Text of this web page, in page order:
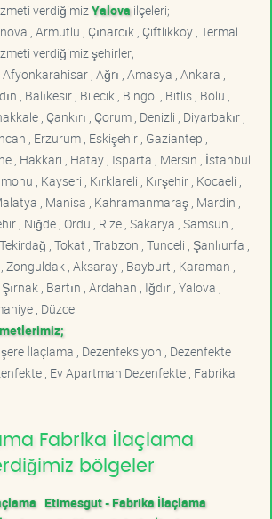
verdiğimiz Yalova ilçeleri;
, Armutlu , Çınarcık , Çiftlikköy , Termal
verdiğimiz şehirler;
, Ağrı , Amasya , Ankara ,
, Balıkesir , Bilecik , Bingöl , Bitlis , Bolu ,
, Çankırı , Çorum , Denizli , Diyarbakır ,
, Erzurum , Eskişehir , Gaziantep ,
, Hakkari , Hatay , Isparta , Mersin , İstanbul
, Kayseri , Kırklareli , Kırşehir , Kocaeli ,
, Manisa , Kahramanmaraş , Mardin ,
, Niğde , Ordu , Rize , Sakarya , Samsun ,
, Tokat , Trabzon , Tunceli , Şanlıurfa ,
Zonguldak , Aksaray , Bayburt , Karaman ,
, Bartın , Ardahan , Iğdır , Yalova ,
, Düzce
İlaçlama , Dezenfeksiyon , Dezenfekte
, Ev Apartman Dezenfekte , Fabrika
Fabrika İlaçlama
bölgeler
Etimesgut - Fabrika İlaçlama